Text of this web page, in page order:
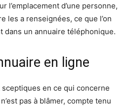
l’emplacement d’une personne,
les a renseignées, ce que l’on
dans un annuaire téléphonique.
en ligne
en ce qui concerne
pas à blâmer, compte tenu